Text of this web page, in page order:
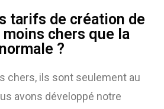
tarifs de création de
chers que la
normale ?
chers, ils sont seulement au
avons développé notre